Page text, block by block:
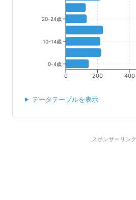
0 200 400
20-24歳
10-14歳
0-4歳
データテーブルを表示
スポンサーリンク